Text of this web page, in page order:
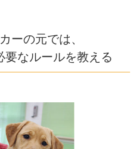
ーの元では、
要なルールを教える